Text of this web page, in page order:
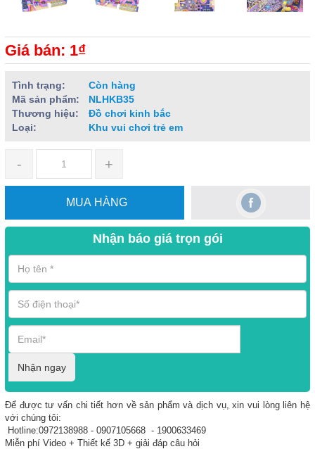
Giá bán: 1₫
Tình trạng:
Còn hàng
Mã sản phẩm:
NLHKB35
Thương hiệu:
Đồ chơi kinh bắc
Loại:
Khu vui chơi trẻ em
- +
MUA HÀNG
Nhận báo giá trọn gói
Nhận ngay
Để được tư vấn chi tiết hơn về sản phẩm và dịch vụ, xin vui lòng liên hệ
với chúng tôi:
Hotline:0972138988 - 0907105668 - 1900633469
Miễn phí Video + Thiết kế 3D + giải đáp câu hỏi